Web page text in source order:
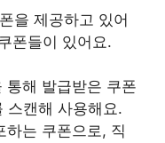
을 제공하고 있어
폰들이 있어요.
통해 발급받은 쿠폰
스캔해 사용해요.
하는 쿠폰으로, 직